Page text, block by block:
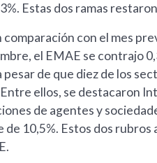
Estas dos ramas
con el mes
el EMAE se contrajo
de que diez de los
ellos, se destacaron
de agentes y
de 10,5%. Estos dos